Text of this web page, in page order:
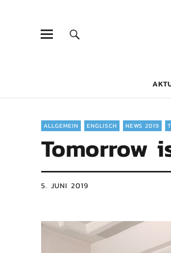
Goethe-
ALLGEMEIN ENGLISCH NEWS 2019
Tomorrow
5. JUNI 2019